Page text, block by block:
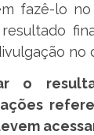
fazê-lo
no
o